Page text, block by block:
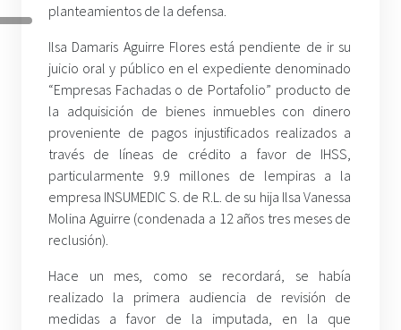
planteamientos de la defensa.
Ilsa Damaris Aguirre Flores está pendiente de ir su
juicio oral y público en el expediente denominado
“Empresas Fachadas o de Portafolio” producto de
la adquisición de bienes inmuebles con dinero
proveniente de pagos injustificados realizados a
través de líneas de crédito a favor de IHSS,
particularmente 9.9 millones de lempiras a la
empresa INSUMEDIC S. de R.L. de su hija Ilsa Vanessa
Molina Aguirre (condenada a 12 años tres meses de
reclusión).
Hace un mes, como se recordará, se había
realizado la primera audiencia de revisión de
medidas a favor de la imputada, en la que